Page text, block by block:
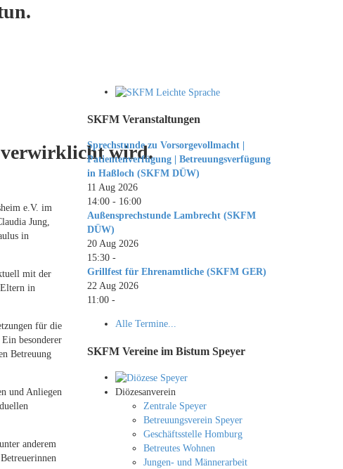
verwirklicht wird.
e.V. im
Jung,
in
mit der
in
für die
besonderer
Betreuung
und Anliegen
anderem
SKFM Veranstaltungen
Sprechstunde zu Vorsorgevollmacht |
Patientenverfügung | Betreuungsverfügung
in Haßloch (SKFM DÜW)
11 Aug 2026
14:00- 16:00
Außensprechstunde Lambrecht (SKFM
DÜW)
20 Aug 2026
15:30-
Grillfest für Ehrenamtliche (SKFM GER)
22 Aug 2026
11:00-
Alle Termine...
SKFM Vereine im Bistum Speyer
Diözesanverein
Zentrale Speyer
Betreuungsverein Speyer
Geschäftsstelle Homburg
Betreutes Wohnen
Jungen- und Männerarbeit